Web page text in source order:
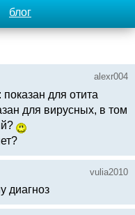
блог
alexr004
для отита
для вирусных, в том
vulia2010
диагноз